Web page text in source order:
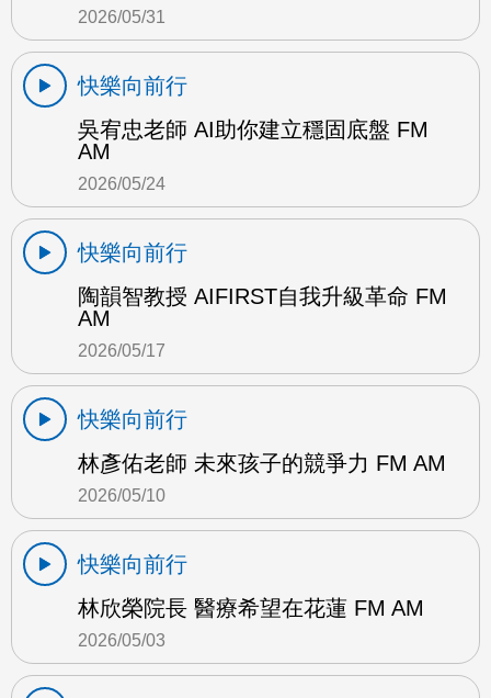
2026/05/31
快樂向前行
吳宥忠老師 AI助你建立穩固底盤 FM
AM
2026/05/24
快樂向前行
陶韻智教授 AIFIRST自我升級革命 FM
AM
2026/05/17
快樂向前行
林彥佑老師 未來孩子的競爭力 FM AM
2026/05/10
快樂向前行
林欣榮院長 醫療希望在花蓮 FM AM
2026/05/03